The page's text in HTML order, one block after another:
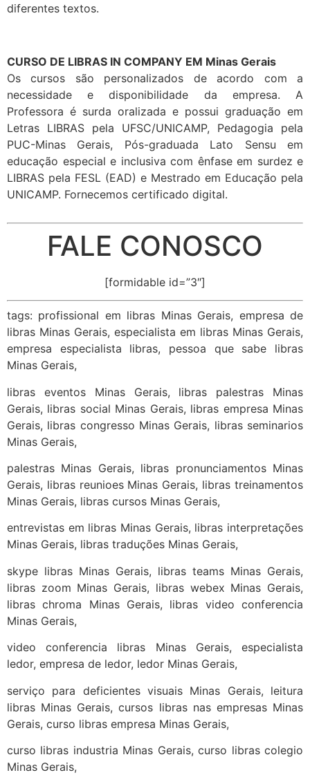
diferentes textos.
CURSO DE LIBRAS IN COMPANY EM Minas Gerais
Os cursos são personalizados de acordo com a
necessidade e disponibilidade da empresa. A
Professora é surda oralizada e possui graduação em
Letras LIBRAS pela UFSC/UNICAMP, Pedagogia pela
PUC-Minas Gerais, Pós-graduada Lato Sensu em
educação especial e inclusiva com ênfase em surdez e
LIBRAS pela FESL (EAD) e Mestrado em Educação pela
UNICAMP. Fornecemos certificado digital.
FALE CONOSCO
[formidable id=”3″]
tags: profissional em libras Minas Gerais, empresa de
libras Minas Gerais, especialista em libras Minas Gerais,
empresa especialista libras, pessoa que sabe libras
Minas Gerais,
libras eventos Minas Gerais, libras palestras Minas
Gerais, libras social Minas Gerais, libras empresa Minas
Gerais, libras congresso Minas Gerais, libras seminarios
Minas Gerais,
palestras Minas Gerais, libras pronunciamentos Minas
Gerais, libras reunioes Minas Gerais, libras treinamentos
Minas Gerais, libras cursos Minas Gerais,
entrevistas em libras Minas Gerais, libras interpretações
Minas Gerais, libras traduções Minas Gerais,
skype libras Minas Gerais, libras teams Minas Gerais,
libras zoom Minas Gerais, libras webex Minas Gerais,
libras chroma Minas Gerais, libras video conferencia
Minas Gerais,
video conferencia libras Minas Gerais, especialista
ledor, empresa de ledor, ledor Minas Gerais,
serviço para deficientes visuais Minas Gerais, leitura
libras Minas Gerais, cursos libras nas empresas Minas
Gerais, curso libras empresa Minas Gerais,
curso libras industria Minas Gerais, curso libras colegio
Minas Gerais,